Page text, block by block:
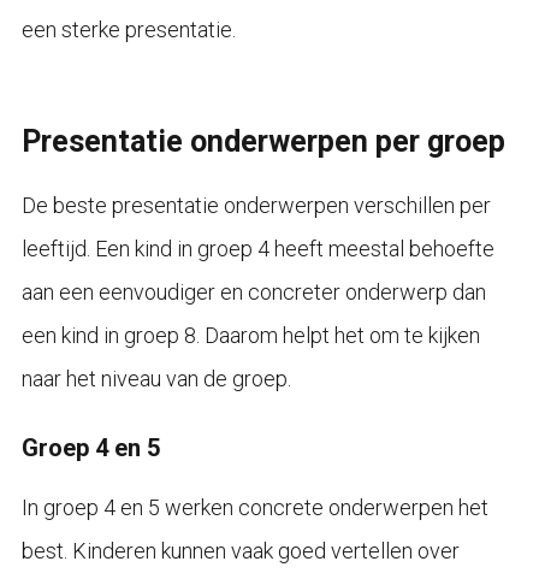
een sterke presentatie.
Presentatie onderwerpen per groep
De beste presentatie onderwerpen verschillen per
leeftijd. Een kind in groep 4 heeft meestal behoefte
aan een eenvoudiger en concreter onderwerp dan
een kind in groep 8. Daarom helpt het om te kijken
naar het niveau van de groep.
Groep 4 en 5
In groep 4 en 5 werken concrete onderwerpen het
best. Kinderen kunnen vaak goed vertellen over